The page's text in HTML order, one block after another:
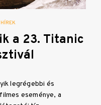
a 23. Titanic
legrégebbi és
eseménye, a